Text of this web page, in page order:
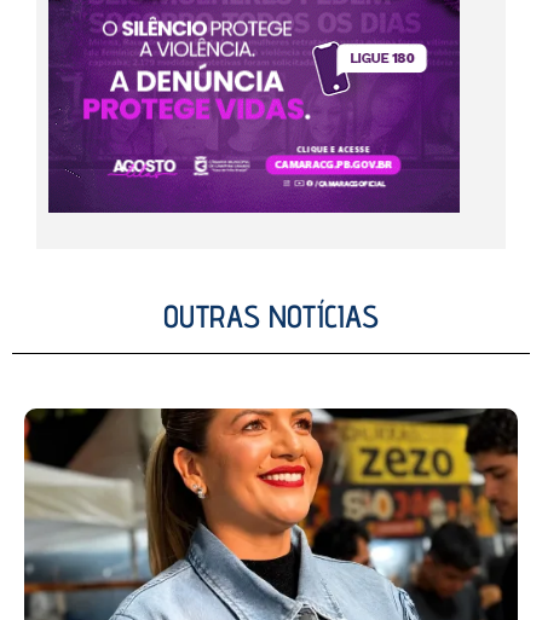
OUTRAS NOTÍCIAS